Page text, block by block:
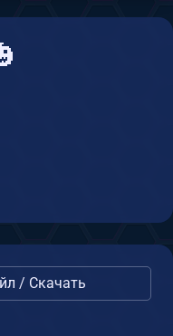
/ Скачать